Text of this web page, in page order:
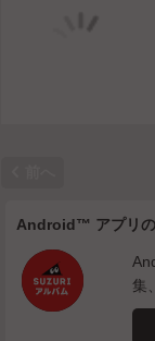
Android™ アプリの
集